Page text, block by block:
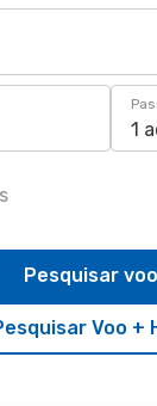
1
Voo +
Pesquisar